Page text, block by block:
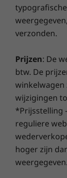
NVIDIA®
Gewicht
Vanaf 1,75 kg
19,1 mm x
Toetsenbord
Morsbestendig
Poorten/
2 x USB 3.1,
Pro
Totaal
Vergelijken
betere
verbeterde
verzonden.
Prijzen: De
btw. De
wijzigingen
*Prijsstelling
reguliere
hoger zijn
weergegeven.